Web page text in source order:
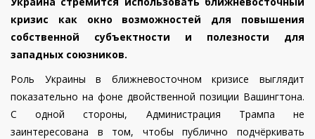
кризис как окно возможностей для повышения
собственной субъектности и полезности для
западных союзников.
Роль Украины в ближневосточном кризисе выглядит
показательно на фоне двойственной позиции Вашингтона.
С одной стороны, Администрация Трампа не
заинтересована в том, чтобы публично подчёркивать